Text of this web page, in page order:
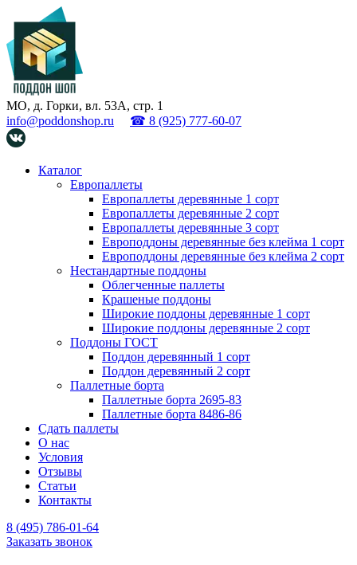
МО, д. Горки, вл. 53А, стр. 1
info@poddonshop.ru
☎ 8 (925) 777-60-07
Каталог
Европаллеты
Европаллеты деревянные 1 сорт
Европаллеты деревянные 2 сорт
Европаллеты деревянные 3 сорт
Европоддоны деревянные без клейма 1 сорт
Европоддоны деревянные без клейма 2 сорт
Нестандартные поддоны
Облегченные паллеты
Крашеные поддоны
Широкие поддоны деревянные 1 сорт
Широкие поддоны деревянные 2 сорт
Поддоны ГОСТ
Поддон деревянный 1 сорт
Поддон деревянный 2 сорт
Паллетные борта
Паллетные борта 2695-83
Паллетные борта 8486-86
Сдать паллеты
О нас
Условия
Отзывы
Статьи
Контакты
8 (495) 786-01-64
Заказать звонок